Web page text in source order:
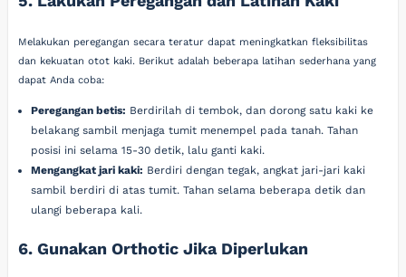
Melakukan peregangan secara teratur dapat meningkatkan fleksibilitas
dan kekuatan otot kaki. Berikut adalah beberapa latihan sederhana yang
dapat Anda coba:
Peregangan betis: Berdirilah di tembok, dan dorong satu kaki ke
belakang sambil menjaga tumit menempel pada tanah. Tahan
posisi ini selama 15-30 detik, lalu ganti kaki.
Mengangkat jari kaki: Berdiri dengan tegak, angkat jari-jari kaki
sambil berdiri di atas tumit. Tahan selama beberapa detik dan
ulangi beberapa kali.
6. Gunakan Orthotic Jika Diperlukan